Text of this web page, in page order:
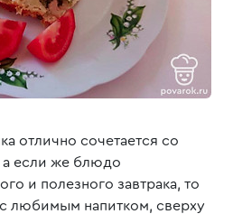
отлично сочетается со
если же блюдо
и полезного завтрака, то
любимым напитком, сверху